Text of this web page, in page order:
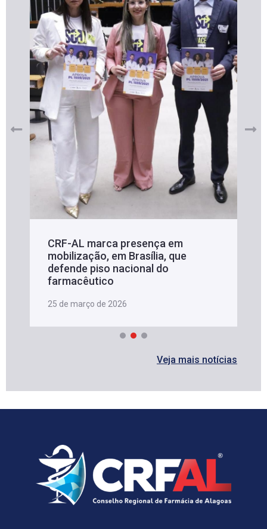
CRF-AL marca presença em
mobilização, em Brasília, que
defende piso nacional do
farmacêutico
25 de março de 2026
Veja mais notícias